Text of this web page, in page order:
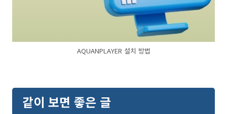
AQUANPLAYER 설치 방법
같이 보면 좋은 글